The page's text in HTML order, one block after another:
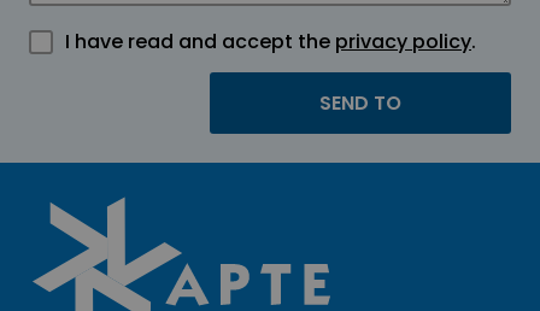
I have read and accept the privacy policy.